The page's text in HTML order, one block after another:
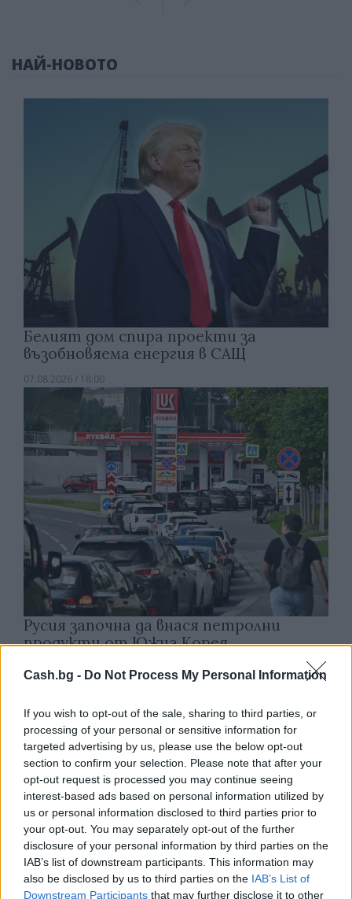
Cash.bg - Do Not Process My Personal Information
If you wish to opt-out of the sale, sharing to third parties, or
processing of your personal or sensitive information for
targeted advertising by us, please use the below opt-out
section to confirm your selection. Please note that after your
opt-out request is processed you may continue seeing
interest-based ads based on personal information utilized by
us or personal information disclosed to third parties prior to
your opt-out. You may separately opt-out of the further
disclosure of your personal information by third parties on the
IAB’s list of downstream participants. This information may
also be disclosed by us to third parties on the IAB’s List of
Downstream Participants that may further disclose it to other
НАЙ-НОВОТО
Белият дом спира проекти за
възобновяема енергия в САЩ
07.08.2026 / 18:00
Русия започна да внася петролни
продукти от Южна Корея.
07.08.2026 / 17:05